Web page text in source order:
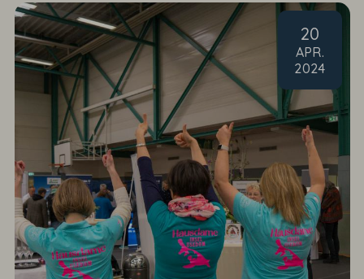
20
APR.
2024